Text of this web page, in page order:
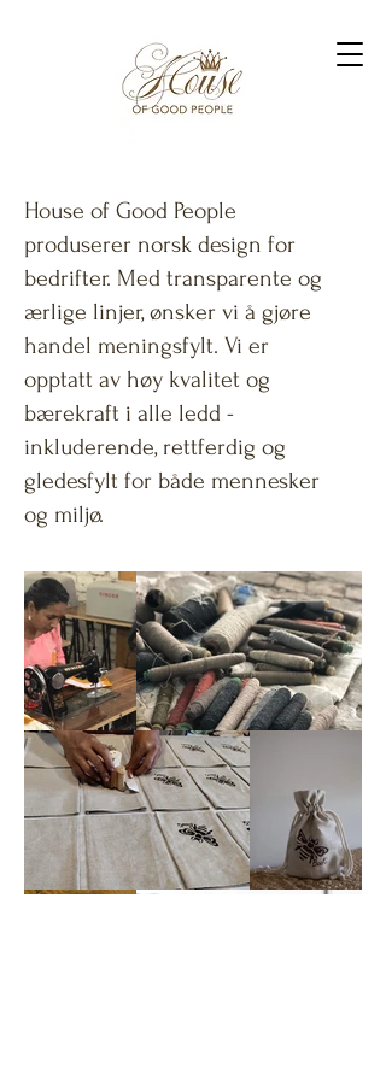
House of Good People
produserer norsk design for
bedrifter. Med transparente og
ærlige linjer, ønsker vi å gjøre
handel meningsfylt. Vi er
opptatt av høy kvalitet og
bærekraft i alle ledd -
inkluderende, rettferdig og
gledesfylt for både mennesker
og miljø.